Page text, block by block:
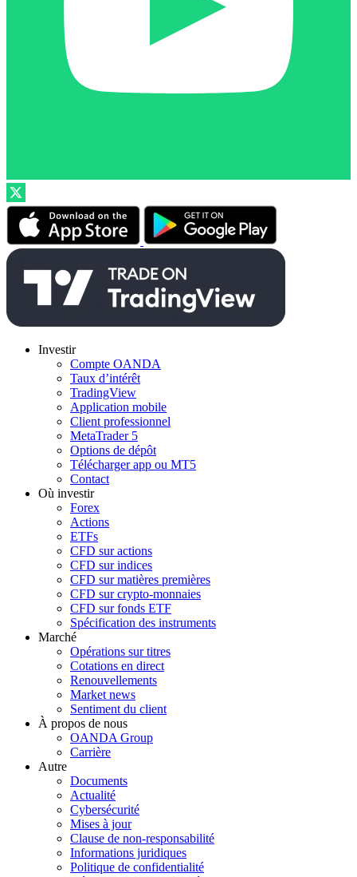
Investir
Compte OANDA
Taux d’intérêt
TradingView
Application mobile
Client professionnel
MetaTrader 5
Options de dépôt
Télécharger app ou MT5
Contact
Où investir
Forex
Actions
ETFs
CFD sur actions
CFD sur indices
CFD sur matières premières
CFD sur crypto-monnaies
CFD sur fonds ETF
Spécification des instruments
Marché
Opérations sur titres
Cotations en direct
Renouvellements
Market news
Sentiment du client
À propos de nous
OANDA Group
Carrière
Autre
Documents
Actualité
Cybersécurité
Mises à jour
Clause de non-responsabilité
Informations juridiques
Politique de confidentialité